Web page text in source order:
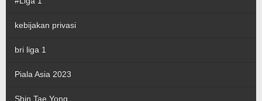
kebijakan privasi
bri liga 1
Piala Asia 2023
Shin Tae Yong